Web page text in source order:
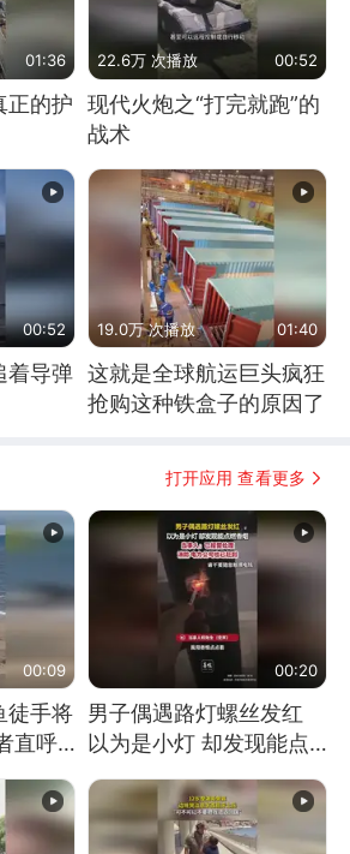
01:36
正的护
22.6万 次播放 00:52
现代火炮之“打完就跑”的
战术
00:52
着导弹
19.0万 次播放 01:40
这就是全球航运巨头疯狂
抢购这种铁盒子的原因了
打开应用 查看更多
00:09
徒手将
直呼
00:20
男子偶遇路灯螺丝发红
以为是小灯 却发现能点
处理